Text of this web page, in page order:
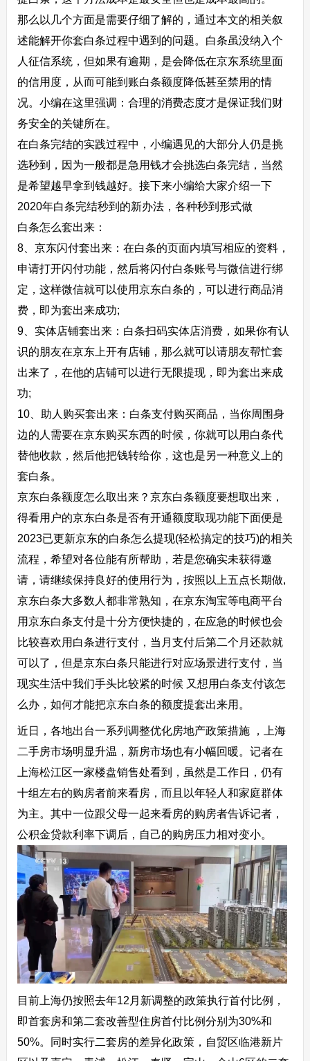
那么以几个方面是需要仔细了解的，通过本文的相关叙
述能解开你套白条过程中遇到的问题。白条虽没纳入个
人征信系统，但如果有逾期，是会降低在京东系统里面
的信用度，从而可能到账白条额度降低甚至禁用的情
况。小编在这里强调：合理的消费态度才是保证我们财
务安全的关键所在。
在白条完结的实践过程中，小编遇见的大部分人仍是挑
选秒到，因为一般都是急用钱才会挑选白条完结，当然
是希望越早拿到钱越好。接下来小编给大家介绍一下
2020年白条完结秒到的新办法，各种秒到形式做
白条怎么套出来：
8、京东闪付套出来：在白条的页面内填写相应的资料，
申请打开闪付功能，然后将闪付白条账号与微信进行绑
定，这样微信就可以使用京东白条的，可以进行商品消
费，即为套出来成功;
9、实体店铺套出来：白条扫码实体店消费，如果你有认
识的朋友在京东上开有店铺，那么就可以请朋友帮忙套
出来了，在他的店铺可以进行无限提现，即为套出来成
功;
10、助人购买套出来：白条支付购买商品，当你周围身
边的人需要在京东购买东西的时候，你就可以用白条代
替他收款，然后他把钱转给你，这也是另一种意义上的
套白条。
京东白条额度怎么取出来？京东白条额度要想取出来，
得看用户的京东白条是否有开通额度取现功能下面便是
2023已更新京东的白条怎么提现(轻松搞定的技巧)的相关
流程，希望对各位能有所帮助，若是您确实未获得邀
请，请继续保持良好的使用行为，按照以上五点长期做,
京东白条大多数人都非常熟知，在京东淘宝等电商平台
用京东白条支付是十分方便快捷的，在应急的时候也会
比较喜欢用白条进行支付，当月支付后第二个月还款就
可以了，但是京东白条只能进行对应场景进行支付，当
现实生活中我们手头比较紧的时候 又想用白条支付该怎
么办，如何才能把京东白条的额度提套出来用。
近日，各地出台一系列调整优化房地产政策措施 ，上海
二手房市场明显升温，新房市场也有小幅回暖。记者在
上海松江区一家楼盘销售处看到，虽然是工作日，仍有
十组左右的购房者前来看房，而且以年轻人和家庭群体
为主。其中一位跟父母一起来看房的购房者告诉记者，
公积金贷款利率下调后，自己的购房压力相对变小。
目前上海仍按照去年12月新调整的政策执行首付比例，
即首套房和第二套改善型住房首付比例分别为30%和
50%。同时实行二套房的差异化政策，自贸区临港新片